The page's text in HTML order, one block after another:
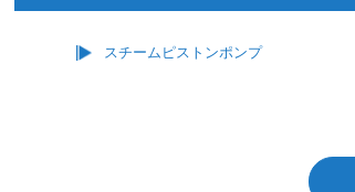
スチームピストンポンプ